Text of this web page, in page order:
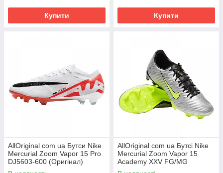
Купити Купити
AllOriginal com ua Бутси Nike
Mercurial Zoom Vapor 15 Pro
DJ5603-600 (Оригінал)
РОЗМІРИ ЗАПИТУЙТЕ
AllOriginal com ua Бутсі Nike
Mercurial Zoom Vapor 15
Academy XXV FG/MG
FB8399-060 (Ориггінал)